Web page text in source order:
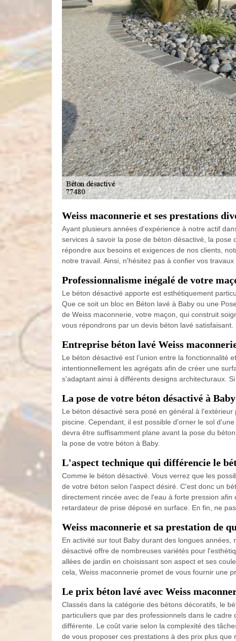
Weiss maconnerie et ses prestations
Ayant plusieurs années d'expérience à notre actif
services à savoir la pose de béton désactivé, la
répondre aux besoins et exigences de nos clients,
notre travail. Ainsi, n'hésitez pas à confier vos
Professionnalisme inégalé de votre
Le béton désactivé apporte est esthétiquement
Que ce soit un bloc en Béton lavé à Baby ou une
de Weiss maconnerie, votre maçon, qui construit
vous répondrons par un devis béton lavé satisfaisant.
Entreprise béton lavé Weiss
Le béton désactivé est l’union entre la fonctionnalité
intentionnellement les agrégats afin de créer une
s'adaptant ainsi à différents designs architecturaux.
La pose de votre béton désactivé à
Le béton désactivé sera posé en général à
piscine. Cependant, il est possible d'orner le sol
devra être suffisamment plane avant la pose du
la pose de votre béton à Baby.
L'aspect technique qui différencie le
Comme le béton désactivé. Vous verrez que les
de votre béton selon l'aspect désiré. C'est donc un
directement rincée avec de l'eau à forte pression
retardateur de prise déposé en surface. En fin, ne
Weiss maconnerie et sa prestation de
En activité sur tout Baby durant des longues
désactivé offre de nombreuses variétés pour
allées de jardin en choisissant son aspect et ses
cela, Weiss maconnerie promet de vous fournir une
Le prix béton lavé avec Weiss
Classés dans la catégorie des bétons décoratifs, le
particuliers que par des professionnels dans le
différente. Le coût varie selon la complexité des
de vous proposer ces prestations à des prix plus que